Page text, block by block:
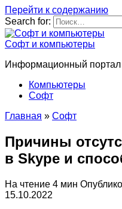
Перейти к содержанию
Search for:
Софт и компьютеры
Информационный
Компьютеры
Софт
Главная » Софт
Причины
в Skype и
На чтение 4 мин
15.10.2022